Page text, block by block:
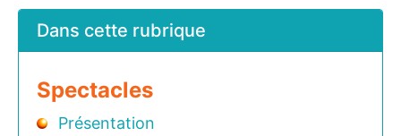
Dans cette rubrique
Spectacles
Présentation